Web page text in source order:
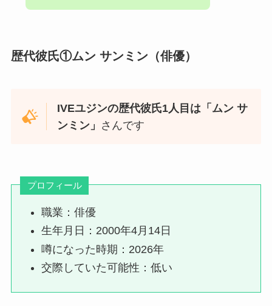
歴代彼氏①ムン サンミン（俳優）
IVEユジンの歴代彼氏1人目は「ムン サ
ンミン」 さんです
プロフィール
職業：俳優
生年月日：2000年4月14日
噂になった時期：2026年
交際していた可能性：低い